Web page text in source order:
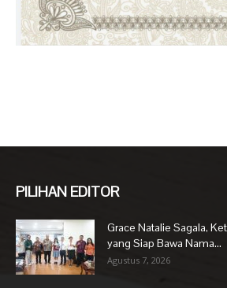
PILIHAN EDITOR
Grace Natalie Sagala,
yang Siap Bawa Nama...
Agustus 7, 2026